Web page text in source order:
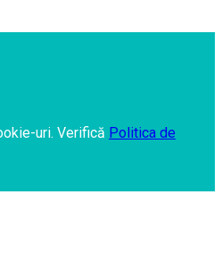
uri. Verifică Politica de